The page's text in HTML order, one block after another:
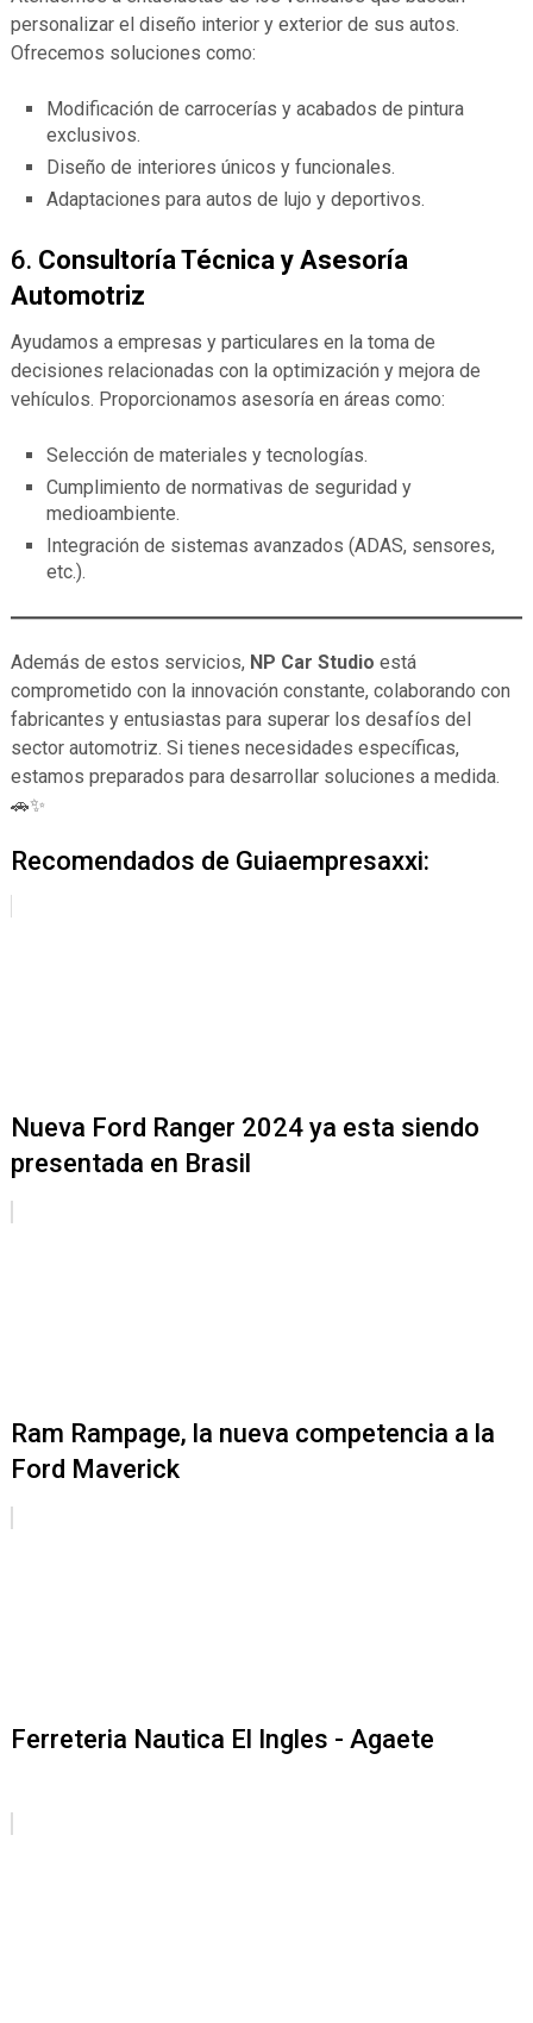
personalizar el diseño interior y exterior de sus autos.
Ofrecemos soluciones como:
Modificación de carrocerías y acabados de pintura
exclusivos.
Diseño de interiores únicos y funcionales.
Adaptaciones para autos de lujo y deportivos.
6. Consultoría Técnica y Asesoría
Automotriz
Ayudamos a empresas y particulares en la toma de
decisiones relacionadas con la optimización y mejora de
vehículos. Proporcionamos asesoría en áreas como:
Selección de materiales y tecnologías.
Cumplimiento de normativas de seguridad y
medioambiente.
Integración de sistemas avanzados (ADAS, sensores,
etc.).
Además de estos servicios, NP Car Studio está
comprometido con la innovación constante, colaborando con
fabricantes y entusiastas para superar los desafíos del
sector automotriz. Si tienes necesidades específicas,
estamos preparados para desarrollar soluciones a medida.
🚗✨
Recomendados de Guiaempresaxxi:
Nueva Ford Ranger 2024 ya esta siendo
presentada en Brasil
Ram Rampage, la nueva competencia a la
Ford Maverick
Ferreteria Nautica El Ingles - Agaete